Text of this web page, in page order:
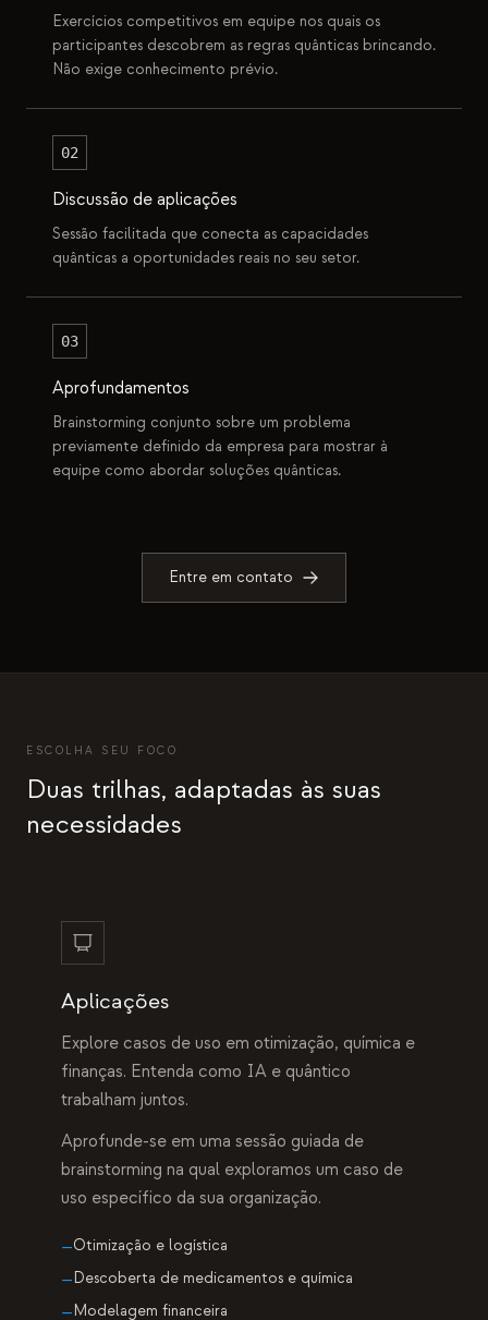
Exercícios competitivos em equipe nos quais os
participantes descobrem as regras quânticas brincando.
Não exige conhecimento prévio.
02
Discussão de aplicações
Sessão facilitada que conecta as capacidades
quânticas a oportunidades reais no seu setor.
03
Aprofundamentos
Brainstorming conjunto sobre um problema
previamente definido da empresa para mostrar à
equipe como abordar soluções quânticas.
Entre em contato
ESCOLHA SEU FOCO
Duas trilhas, adaptadas às suas
necessidades
Aplicações
Explore casos de uso em otimização, química e
finanças. Entenda como IA e quântico
trabalham juntos.
Aprofunde-se em uma sessão guiada de
brainstorming na qual exploramos um caso de
uso específico da sua organização.
—Otimização e logística
— Descoberta de medicamentos e química
— Modelagem financeira